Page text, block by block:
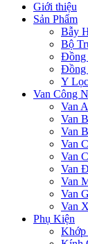
Giới thiệu
Sản Phẩm
Bẫy
Bộ
Đồng
Đồng
Y Lọc
Van Công
Van
Van
Van
Van
Van
Van
Van
Van
Van
Phụ Kiện
Khớp